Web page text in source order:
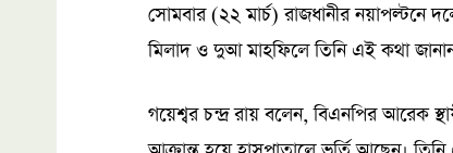
সোমবার (২২ মার্চ) রাজধানীর নয়াপল্টনে
মিলাদ ও দুআ মাহফিলে তিনি এই কথা
গয়েশ্বর চন্দ্র রায় বলেন, বিএনপির আরেক